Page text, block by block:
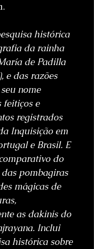
histórica
da rainha
de Padilla
e das razões
nome
feitiços e
registrados
Inquisição em
e Brasil. E
do
pombagiras
mágicas de
as dakinis do
Inclui
histórica sobre